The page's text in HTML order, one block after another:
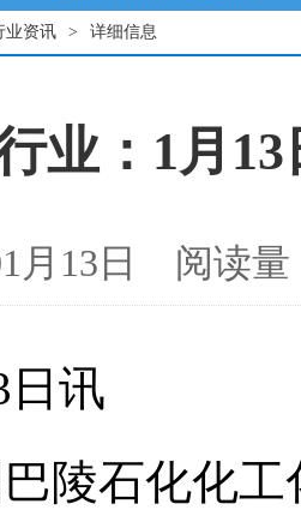
业资讯 > 详细信息
业：1月
月13日 阅读
日讯
石化化工